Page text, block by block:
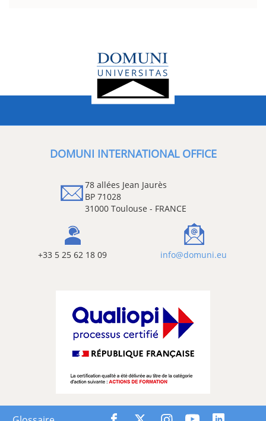
DOMUNI INTERNATIONAL OFFICE
78 allées Jean Jaurès
BP 71028
31000 Toulouse - FRANCE
+33 5 25 62 18 09 info@domuni.eu